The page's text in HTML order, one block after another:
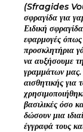
(Sfragides
σφραγίδα για
Ειδική
εφαρμογές
προσκλητήρια
να αυξήσουμε
γραμμάτων μας.
αισθητικής για
βασιλικές όσο
δώσουν μια
έγγραφά τους